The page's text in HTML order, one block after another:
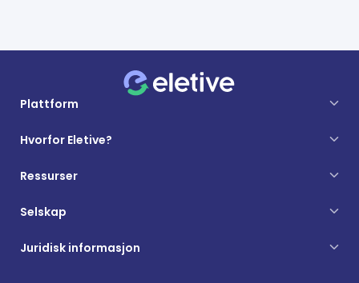
Plattform
Hvorfor Eletive?
Ressurser
Selskap
Juridisk informasjon